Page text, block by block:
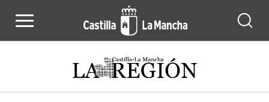
Actualidad de la región de Castilla-